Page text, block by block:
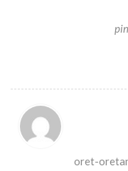
oret-